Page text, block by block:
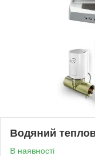
Водяний
В наявності